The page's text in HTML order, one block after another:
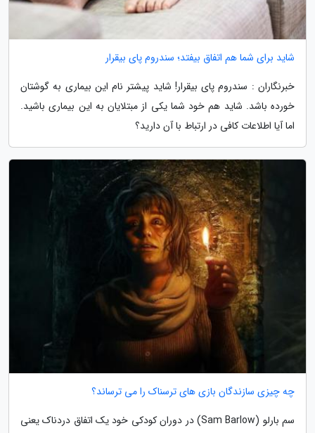
شاید برای شما هم اتفاق بیفتد؛ سندروم پای بیقرار
خبرنگاران : سندروم پای بیقرار! شاید پیشتر نام این بیماری به گوشتان
خورده باشد. شاید هم خود شما یکی از مبتلایان به این بیماری باشید.
اما آیا اطلاعات کافی در ارتباط با آن دارید؟
چه چیزی سازندگان بازی های ترسناک را می ترساند؟
سم بارلو (Sam Barlow) در دوران کودکی خود یک اتفاق دردناک یعنی